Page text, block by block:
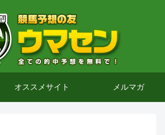
オススメサイト メルマガ